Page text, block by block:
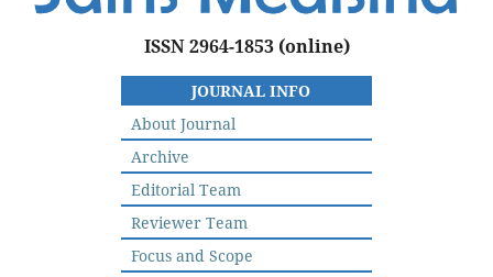
ISSN 2964-1853 (online)
JOURNAL INFO
About Journal
Archive
Editorial Team
Reviewer Team
Focus and Scope